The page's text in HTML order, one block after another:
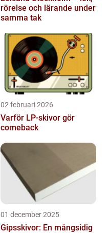
rörelse och lärande under
samma tak
02 februari 2026
Varför LP-skivor gör
comeback
01 december 2025
Gipsskivor: En mångsidig